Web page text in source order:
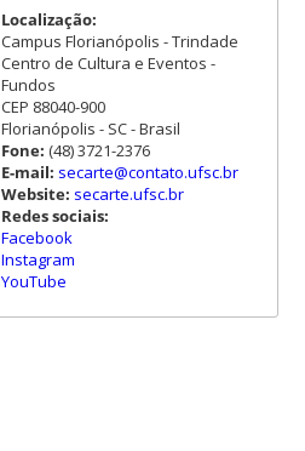
Localização:
Campus Florianópolis - Trindade
Centro de Cultura e Eventos -
Fundos
CEP 88040-900
Florianópolis - SC - Brasil
Fone: (48) 3721-2376
E-mail: secarte@contato.ufsc.br
Website: secarte.ufsc.br
Redes sociais:
Facebook
Instagram
YouTube